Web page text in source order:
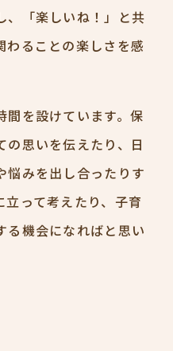
、「楽しいね！」と共
わることの楽しさを感
間を設けています。保
思いを伝えたり、日
悩みを出し合ったりす
って考えたり、子育
る機会になればと思い